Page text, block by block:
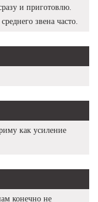
и приготовлю.
звена часто.
как усиление
конечно не